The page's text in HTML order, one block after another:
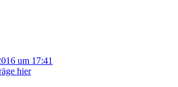
um 17:41
hier